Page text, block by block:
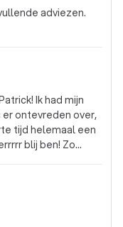
adviezen.
Ik had mijn
ontevreden over,
tijd helemaal een
blij ben! Zo
komt meteen in
en
(en wat
zelf niet nagedacht,